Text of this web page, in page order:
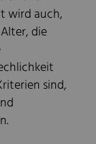
wird auch,
die
sind,